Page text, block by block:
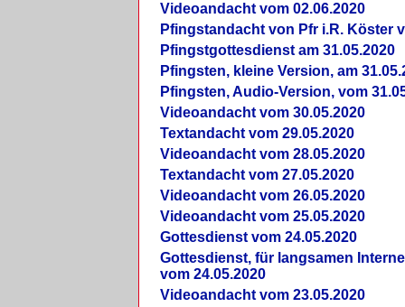
Videoandacht vom 02.06.2020
Pfingstandacht von Pfr i.R. Köster
Pfingstgottesdienst am 31.05.2020
Pfingsten, kleine Version, am
Pfingsten, Audio-Version, vom
Videoandacht vom 30.05.2020
Textandacht vom 29.05.2020
Videoandacht vom 28.05.2020
Textandacht vom 27.05.2020
Videoandacht vom 26.05.2020
Videoandacht vom 25.05.2020
Gottesdienst vom 24.05.2020
Gottesdienst, für langsamen
vom 24.05.2020
Videoandacht vom 23.05.2020